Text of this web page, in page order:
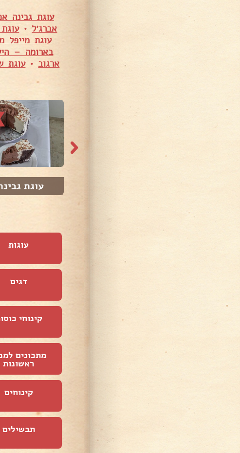
עוגת גבינה
אברג׳ל•
עוגת מייפל
בארומה –
ארגוב•עוגת
7,981 צפיות
עוגת
עוגות
דגים
קינוחי
מתכונים
ראשונות
קינוחים
תבשילים